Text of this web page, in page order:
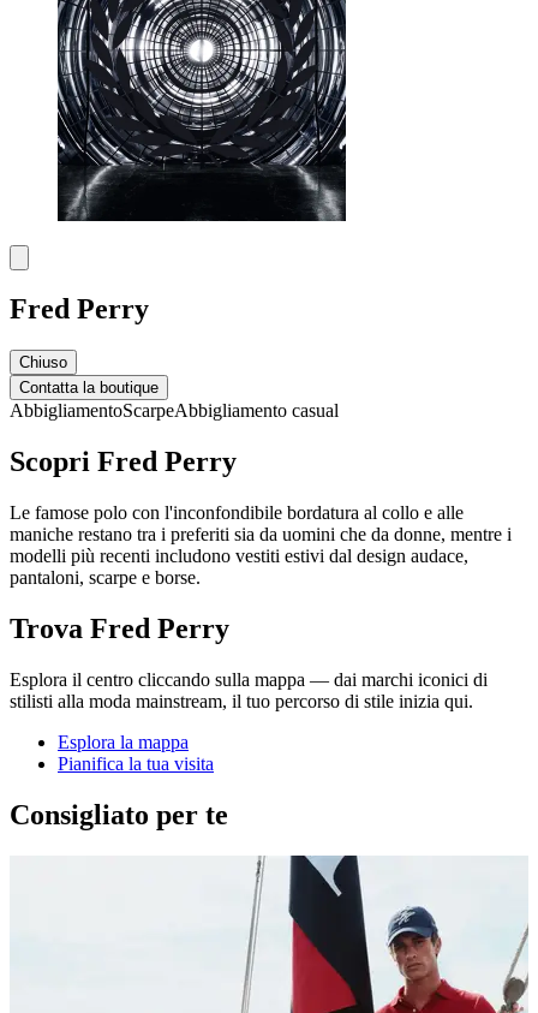
Fred Perry
Chiuso
Contatta la boutique
AbbigliamentoScarpeAbbigliamento casual
Scopri Fred Perry
Le famose polo con l'inconfondibile bordatura al collo e alle
maniche restano tra i preferiti sia da uomini che da donne, mentre i
modelli più recenti includono vestiti estivi dal design audace,
pantaloni, scarpe e borse.
Trova Fred Perry
Esplora il centro cliccando sulla mappa — dai marchi iconici di
stilisti alla moda mainstream, il tuo percorso di stile inizia qui.
Esplora la mappa
Pianifica la tua visita
Consigliato per te